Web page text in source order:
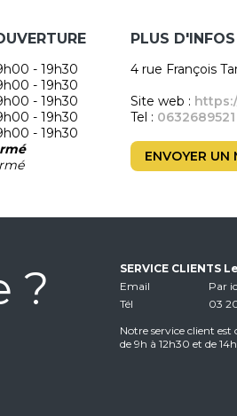
- 19h30
- 19h30
- 19h30
- 19h30
- 19h30
PLUS D'INFOS
4 rue François
Site web :
Tel : 0632689521
ENVOYER UN
?
SERVICE CLIENTS
Email
Par
Tél
03
Notre service client
de 9h à 12h30 et de